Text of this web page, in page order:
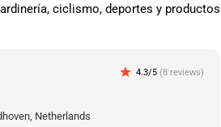
ciclismo, deportes y productos
star 4.3/5 (8 reviews)
Netherlands